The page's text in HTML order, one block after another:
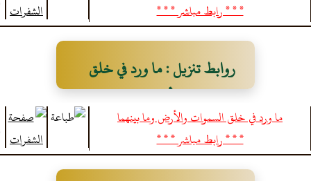
* * * رابط مباشر * * *
روابط تنزيل : ما ورد في خلق
السموات والأرض وما بينهما
ما ورد في خلق السموات والأرض وما بينهما
* * * رابط مباشر * * *